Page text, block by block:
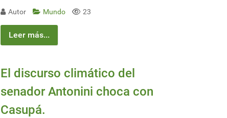
Autor Mundo 23
Leer más...
El discurso climático del
senador Antonini choca con
Casupá.